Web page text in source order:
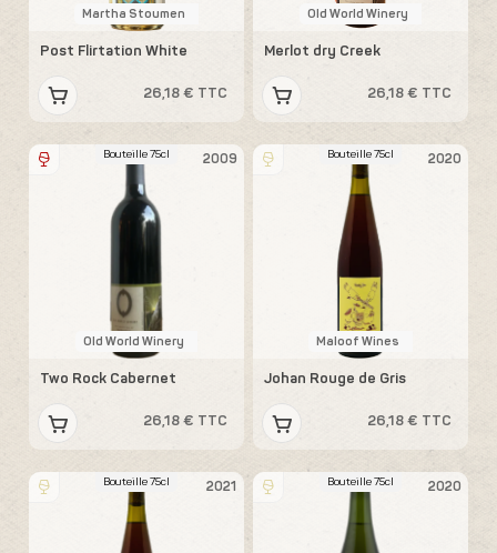
Martha Stoumen
Post Flirtation White
26,18 € TTC
Old World Winery
Merlot dry Creek
26,18 € TTC
2009
Bouteille 75cl
Old World Winery
Two Rock Cabernet
26,18 € TTC
2020
Bouteille 75cl
Maloof Wines
Johan Rouge de Gris
26,18 € TTC
2021
Bouteille 75cl 2020
Bouteille 75cl